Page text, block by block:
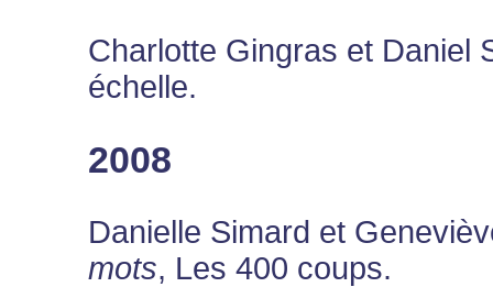
Charlotte Gingras et Daniel
échelle.
2008
Danielle Simard et
mots, Les 400 coups.